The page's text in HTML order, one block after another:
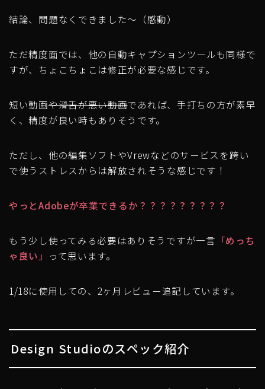
結論、問題なくできました〜（感動）
ただ精度面では、他の自動キャプションツールも同様で
すが、ちょこちょこは修正が必要な感じです。
短い動画や滑舌が悪い動画であれば、手打ちの方が素早
く、精度が良い時もありそうです。
ただし、他の編集ソフトやVrewなどのサービスを跨い
で使うストレスからは解放されそうな感じです！
やっとAdobeが卒業できるか？？？？？？？？？
もう少し使ってみる必要はありそうですが一言 「めっち
ゃ良い」 って思います。
1/18に使用しての、2ヶ月レビュー追記しています。
Design Studioのスペック紹介